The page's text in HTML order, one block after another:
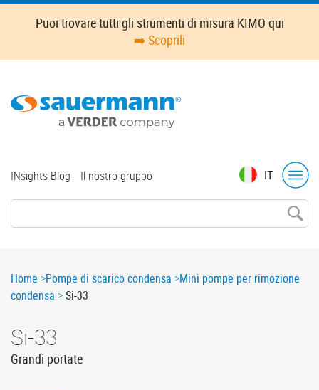
Skip
content
Puoi trovare tutti gli strumenti di misura KIMO qui
➡️ Scoprili
IT
Top
INsights Blog Il nostro gruppo
Breadcrumb
Home Pompe di scarico condensa Mini pompe per rimozione
condensa
Si-33
Si-33
Grandi portate